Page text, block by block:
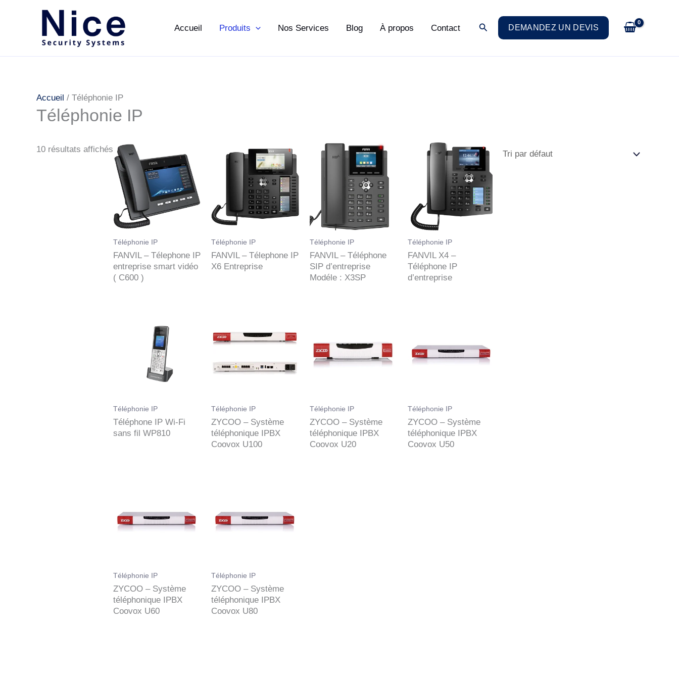
Accueil Produits Nos Services Blog À propos Contact RechercherDEMANDEZ UN DEVIS
Accueil / Téléphonie IP
Téléphonie IP
10 résultats affichés
Téléphonie IP
FANVIL – Télephone IP
entreprise smart vidéo
( C600 )
Téléphonie IP
FANVIL – Télephone IP
X6 Entreprise
Téléphonie IP
FANVIL – Téléphone
SIP d’entreprise
Modéle : X3SP
Téléphonie IP
FANVIL X4 –
Téléphone IP
d’entreprise
Téléphonie IP
Téléphone IP Wi-Fi
sans fil WP810
Téléphonie IP
ZYCOO – Système
téléphonique IPBX
Coovox U100
Téléphonie IP
ZYCOO – Système
téléphonique IPBX
Coovox U20
Téléphonie IP
ZYCOO – Système
téléphonique IPBX
Coovox U50
Téléphonie IP
ZYCOO – Système
téléphonique IPBX
Coovox U60
Téléphonie IP
ZYCOO – Système
téléphonique IPBX
Coovox U80